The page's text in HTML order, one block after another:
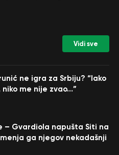
Vidi sve
ne igra za Srbiju? “Iako
me nije zvao…”
– Gvardiola napušta Siti na
ga njegov nekadašnji